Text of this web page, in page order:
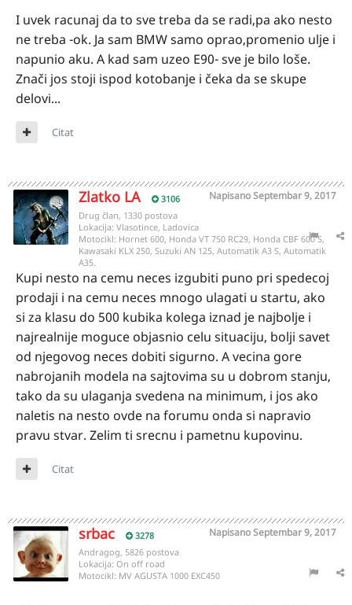
I uvek racunaj da to sve treba da se radi,pa ako nesto
ne treba -ok. Ja sam BMW samo oprao,promenio ulje i
napunio aku. A kad sam uzeo E90- sve je bilo loše.
Znači jos stoji ispod kotobanje i čeka da se skupe
delovi...
Citat
Zlatko LA 3106 NapisanoSeptembar 9, 2017
Drug član, 1330 postova
Lokacija: Vlasotince, Ladovica
Motocikl: Hornet 600, Honda VT 750 RC29, Honda CBF 600 S,
Kawasaki KLX 250, Suzuki AN 125, Automatik A3 S, Automatik
A35.
Kupi nesto na cemu neces izgubiti puno pri spedecoj
prodaji i na cemu neces mnogo ulagati u startu, ako
si za klasu do 500 kubika kolega iznad je najbolje i
najrealnije moguce objasnio celu situaciju, bolji savet
od njegovog neces dobiti sigurno. A vecina gore
nabrojanih modela na sajtovima su u dobrom stanju,
tako da su ulaganja svedena na minimum, i jos ako
naletis na nesto ovde na forumu onda si napravio
pravu stvar. Zelim ti srecnu i pametnu kupovinu.
Citat
srbac 3278 NapisanoSeptembar 9, 2017
Andragog, 5826 postova
Lokacija: On off road
Motocikl: MV AGUSTA 1000 EXC450